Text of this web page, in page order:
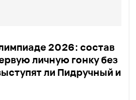
2026: состав
личную гонку без
ли Пидручный и